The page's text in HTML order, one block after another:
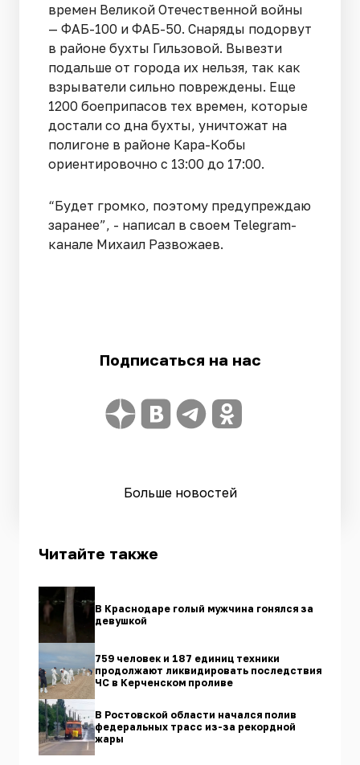
времен Великой Отечественной войны
— ФАБ-100 и ФАБ-50. Снаряды подорвут
в районе бухты Гильзовой. Вывезти
подальше от города их нельзя, так как
взрыватели сильно повреждены. Еще
1200 боеприпасов тех времен, которые
достали со дна бухты, уничтожат на
полигоне в районе Кара-Кобы
ориентировочно с 13:00 до 17:00.
“Будет громко, поэтому предупреждаю
заранее”, - написал в своем Telegram-
канале Михаил Развожаев.
Подписаться на нас
Больше новостей
Читайте также
В Краснодаре голый мужчина гонялся за
девушкой
759 человек и 187 единиц техники
продолжают ликвидировать последствия
ЧС в Керченском проливе
В Ростовской области начался полив
федеральных трасс из-за рекордной
жары